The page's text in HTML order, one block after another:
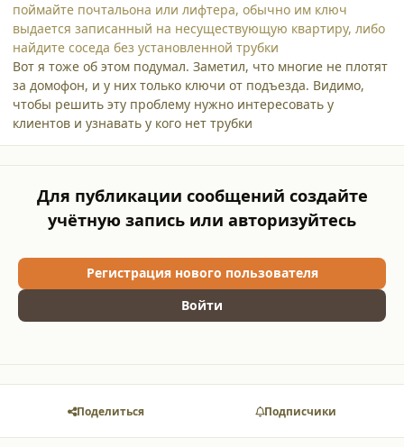
поймайте почтальона или лифтера, обычно им ключ
выдается записанный на несуществующую квартиру, либо
найдите соседа без установленной трубки
Вот я тоже об этом подумал. Заметил, что многие не плотят
за домофон, и у них только ключи от подъезда. Видимо,
чтобы решить эту проблему нужно интересовать у
клиентов и узнавать у кого нет трубки
Для публикации сообщений создайте
учётную запись или авторизуйтесь
Регистрация нового пользователя
Войти
Поделиться Подписчики